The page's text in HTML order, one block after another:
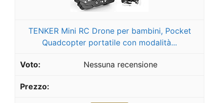
TENKER Mini RC Drone per bambini, Pocket
Quadcopter portatile con modalità...
Nessuna recensione